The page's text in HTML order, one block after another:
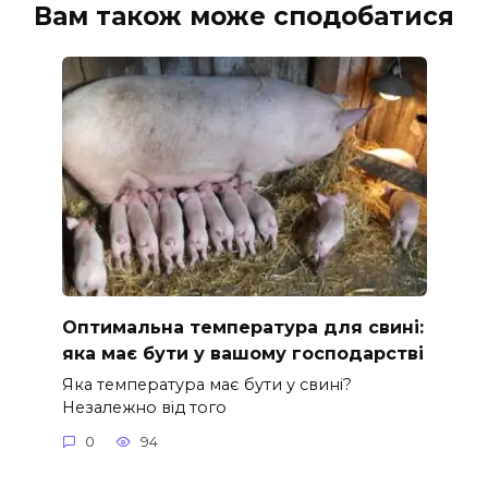
Вам також може сподобатися
Оптимальна температура для свині:
яка має бути у вашому господарстві
Яка температура має бути у свині?
Незалежно від того
0 94